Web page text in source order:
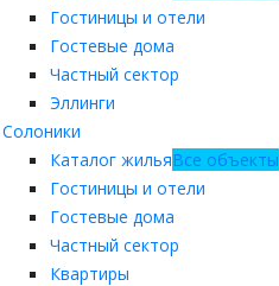
Гостиницы и отели
Гостевые дома
Частный сектор
Эллинги
Солоники
Каталог жильяВсе объекты
Гостиницы и отели
Гостевые дома
Частный сектор
Квартиры